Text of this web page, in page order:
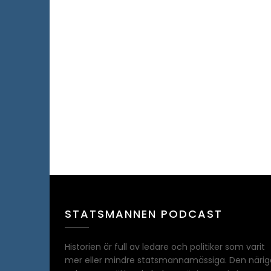
STATSMANNEN PODCAST
Historien är full av ledare och politiker som varit
mer eller mindre statsmannamässiga. Den